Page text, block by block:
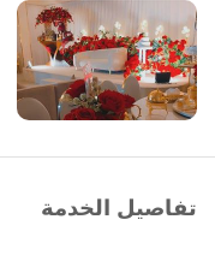
تفاصيل الخدمة